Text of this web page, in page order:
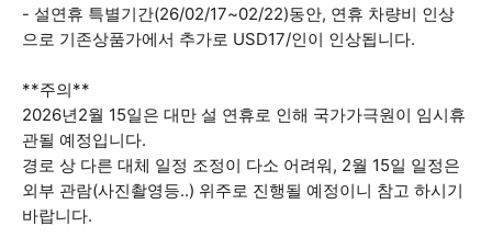
- 설연휴 특별기간(26/02/17~02/22)동안, 연휴 차량비 인상
으로 기존상품가에서 추가로 USD17/인이 인상됩니다.
**주의**
2026년2월 15일은 대만 설 연휴로 인해 국가가극원이 임시휴
관될 예정입니다.
경로 상 다른 대체 일정 조정이 다소 어려워, 2월 15일 일정은
외부 관람(사진촬영등..) 위주로 진행될 예정이니 참고 하시기
바랍니다.